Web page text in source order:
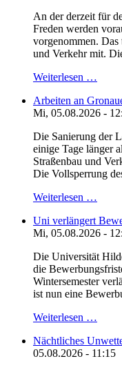
An der derzeit für
Freden werden
vorgenommen. Das
und Verkehr mit.
Weiterlesen …
Arbeiten an
Mi, 05.08.2026 -
Die Sanierung der
einige Tage länger
Straßenbau und
Die Vollsperrung
Weiterlesen …
Uni verlängert
Mi, 05.08.2026 -
Die Universität
die
Wintersemester
ist nun eine
Weiterlesen …
Nächtliches
05.08.2026 - 11:15